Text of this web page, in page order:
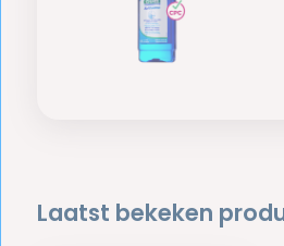
Laatst bekeken